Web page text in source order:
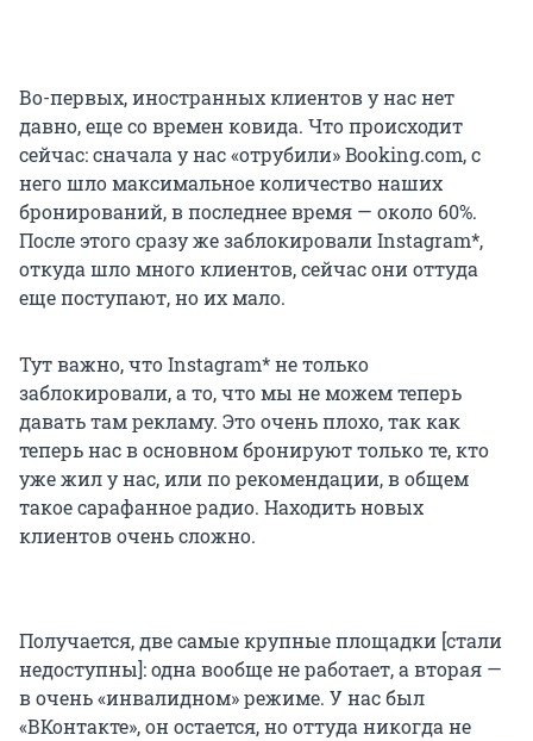
Во-первых, иностранных клиентов у нас нет
давно, еще со времен ковида. Что происходит
сейчас: сначала у нас «отрубили» Booking.com, с
него шло максимальное количество наших
бронирований, в последнее время — около 60%.
После этого сразу же заблокировали Instagram*,
откуда шло много клиентов, сейчас они оттуда
еще поступают, но их мало.
Тут важно, что Instagram* не только
заблокировали, а то, что мы не можем теперь
давать там рекламу. Это очень плохо, так как
теперь нас в основном бронируют только те, кто
уже жил у нас, или по рекомендации, в общем
такое сарафанное радио. Находить новых
клиентов очень сложно.
Получается, две самые крупные площадки [стали
недоступны]: одна вообще не работает, а вторая —
в очень «инвалидном» режиме. У нас был
«ВКонтакте», он остается, но оттуда никогда не